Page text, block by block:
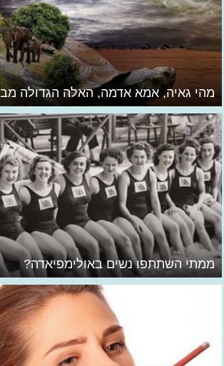
מהי גאיה, אמא אדמה, האלה הגדולה
ממתי השתתפו נשים באולימפיאדה?